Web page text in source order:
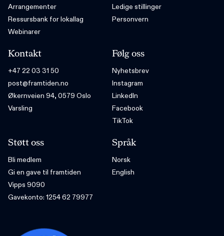
Arrangementer
Ressursbank for lokallag
Webinarer
Ledige stillinger
Personvern
Kontakt
+47 22 03 31 50
post@framtiden.no
Økernveien 94, 0579 Oslo
Varsling
Følg oss
Nyhetsbrev
Instagram
LinkedIn
Facebook
TikTok
Støtt oss
Bli medlem
Gi en gave til framtiden
Vipps 9090
Gavekonto: 1254 62 79977
Språk
Norsk
English